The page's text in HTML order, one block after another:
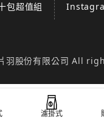
包超值組
羽股份有限公司 All
濾掛式